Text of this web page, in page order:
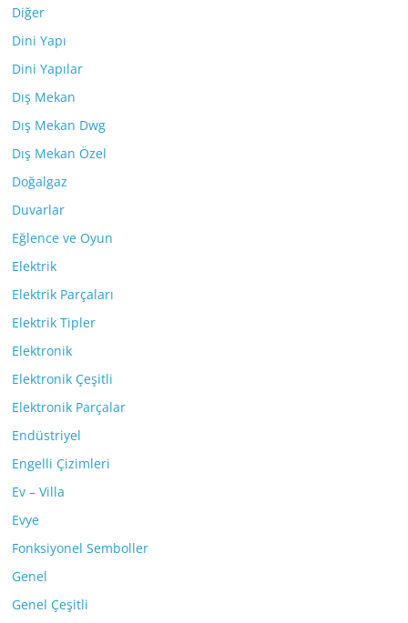
Diğer
Dini Yapı
Dini Yapılar
Dış Mekan
Dış Mekan Dwg
Dış Mekan Özel
Doğalgaz
Duvarlar
Eğlence ve Oyun
Elektrik
Elektrik Parçaları
Elektrik Tipler
Elektronik
Elektronik Çeşitli
Elektronik Parçalar
Endüstriyel
Engelli Çizimleri
Ev – Villa
Evye
Fonksiyonel Semboller
Genel
Genel Çeşitli